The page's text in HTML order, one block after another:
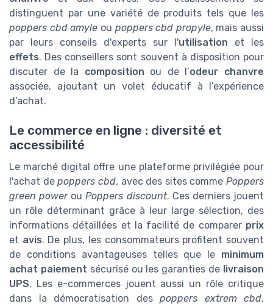
distinguent par une variété de produits tels que les
poppers cbd amyle ou poppers cbd propyle, mais aussi
par leurs conseils d'experts sur l'utilisation et les
effets. Des conseillers sont souvent à disposition pour
discuter de la composition ou de l’odeur chanvre
associée, ajoutant un volet éducatif à l’expérience
d’achat.
Le commerce en ligne : diversité et
accessibilité
Le marché digital offre une plateforme privilégiée pour
l'achat depoppers cbd, avec des sites comme Poppers
green powerouPoppers discount. Ces derniers jouent
un rôle déterminant grâce à leur large sélection, des
informations détaillées et la facilité de comparer prix
et avis. De plus, les consommateurs profitent souvent
de conditions avantageuses telles que le minimum
achat paiement sécurisé ou les garanties de livraison
UPS. Les e-commerces jouent aussi un rôle critique
dans la démocratisation des poppers extrem cbd,